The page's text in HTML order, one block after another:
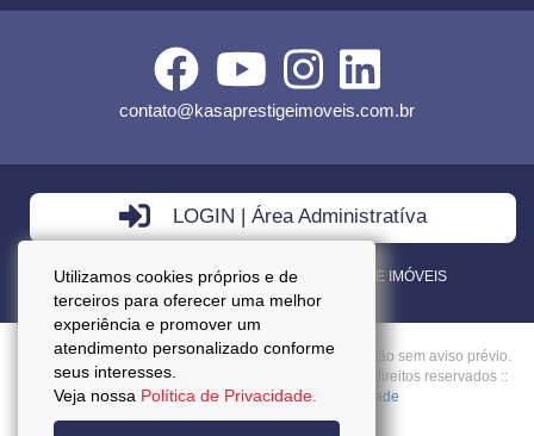
Utilizamos cookies próprios e de
terceiros para oferecer uma melhor
experiência e promover um
atendimento personalizado conforme
seus interesses.
Veja nossa Política de Privacidade.
contato@kasaprestigeimoveis.com.br
LOGIN | Área Administratíva
VENDA - LOCAÇÃO - ADMINISTRAÇÃO DE IMÓVEIS
Preços mencionados neste site estão sujeitos a alteração sem aviso prévio.
Copyright © 2026 - Kasa Prestige Imoveis :: Todos os direitos reservados ::
CRECI: J27037 ::Política da Privacidade